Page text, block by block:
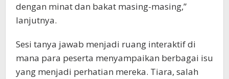
dengan minat dan bakat masing-masing,”
lanjutnya.
Sesi tanya jawab menjadi ruang interaktif di
mana para peserta menyampaikan berbagai isu
yang menjadi perhatian mereka. Tiara, salah